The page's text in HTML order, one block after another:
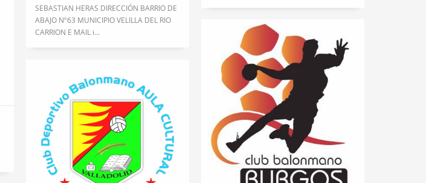
SEBASTIAN HERAS DIRECCIÓN BARRIO DE
ABAJO Nº63 MUNICIPIO VELILLA DEL RIO
CARRION E MAIL i...